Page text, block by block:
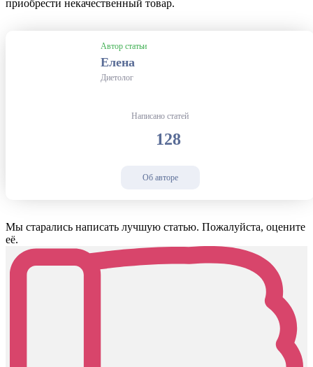
приобрести некачественный товар.
Автор статьи
Елена
Диетолог
Написано статей
128
Об авторе
Мы старались написать лучшую статью. Пожалуйста, оцените
её.